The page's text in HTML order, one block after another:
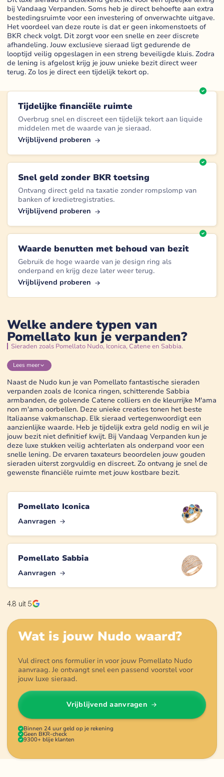
bij Vandaag Verpanden. Soms heb je direct behoefte aan extra
bestedingsruimte voor een investering of onverwachte uitgave.
Het voordeel van deze route is dat er geen inkomenstoets of
BKR check volgt. Dit zorgt voor een snelle en zeer discrete
afhandeling. Jouw exclusieve sieraad ligt gedurende de
looptijd veilig opgeslagen in een streng beveiligde kluis. Zodra
de lening is afgelost krijg je jouw unieke bezit direct weer
terug. Zo los je direct een tijdelijk tekort op.
Tijdelijke financiële ruimte
Overbrug snel en discreet een tijdelijk tekort aan liquide
middelen met de waarde van je sieraad.
Vrijblijvend proberen
Snel geld zonder BKR toetsing
Ontvang direct geld na taxatie zonder rompslomp van
banken of kredietregistraties.
Vrijblijvend proberen
Waarde benutten met behoud van bezit
Gebruik de hoge waarde van je design ring als
onderpand en krijg deze later weer terug.
Vrijblijvend proberen
Welke andere typen van
Pomellato kun je verpanden?
Sieraden zoals Pomellato Nudo, Iconica, Catene en Sabbia.
Lees meer
Naast de Nudo kun je van Pomellato fantastische sieraden
verpanden zoals de Iconica ringen, schitterende Sabbia
armbanden, de golvende Catene colliers en de kleurrijke M'ama
non m'ama oorbellen. Deze unieke creaties tonen het beste
Italiaanse vakmanschap. Elk sieraad vertegenwoordigt een
aanzienlijke waarde. Heb je tijdelijk extra geld nodig en wil je
jouw bezit niet definitief kwijt. Bij Vandaag Verpanden kun je
deze luxe stukken veilig achterlaten als onderpand voor een
snelle lening. De ervaren taxateurs beoordelen jouw gouden
sieraden uiterst zorgvuldig en discreet. Zo ontvang je snel de
gewenste financiële ruimte met jouw kostbare bezit.
Pomellato Iconica
Aanvragen
Pomellato Sabbia
Aanvragen
4.8 uit 5
Wat is jouw Nudo waard?
Vul direct ons formulier in voor jouw Pomellato Nudo
aanvraag. Je ontvangt snel een passend voorstel voor
jouw luxe sieraad.
Vrijblijvend aanvragen
Binnen 24 uur geld op je rekening
Geen BKR-check
9300+ blije klanten